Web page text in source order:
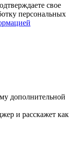
свое
персональных
дополнительной
и расскажет как